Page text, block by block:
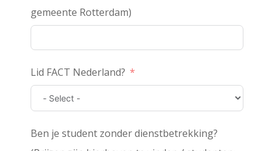
gemeente Rotterdam)
Lid FACT Nederland?
Ben je student zonder dienstbetrekking?